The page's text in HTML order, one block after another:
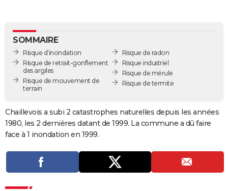
GUIDES D'ACHAT
BONS PLANS
CARTE DE VOEUX
Carte de Noël
Carte Bonne année
Carte Saint-Valentin
Carte Pâques
Carte d'anniversaire
Dictionnaire
Biographies
Citations
Expressions
Proverbes
PROGRAMME TV
COPAINS D'AVANT
S'inscrire
Se connecter
Lycées
Collèges
Primaires
Universités
Entreprises
Service militaire
Avis de recherche
AVIS DE DÉCÈS
SOMMAIRE
Risque d’inondation
Risque de retrait-gonflement
des argiles
Risque de mouvement de
terrain
Risque de radon
Risque industriel
Risque de mérule
Risque de termite
Chaillevois a subi 2 catastrophes naturelles depuis les années
1980, les 2 dernières datant de 1999. La commune a dû faire
face à 1 inondation en 1999.